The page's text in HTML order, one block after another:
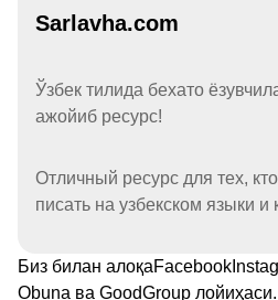
Sarlavha.com
Ўзбек тилида бехато
ажойиб ресурс!
Отличный ресурс для тех,
писать на узбекском языки и
Биз билан алоқаFacebook
Obuna ва GoodGroup лойиҳаси.